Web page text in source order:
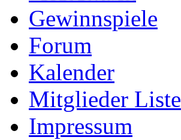
Gewinnspiele
Forum
Kalender
Mitglieder Liste
Impressum